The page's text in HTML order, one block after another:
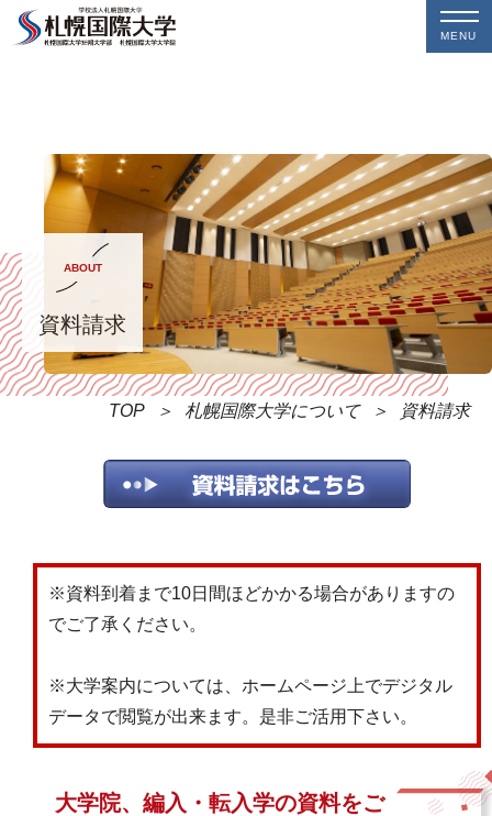
MENU
ABOUT
資料請求
TOP 札幌国際大学について 資料請求
※資料到着まで10日間ほどかかる場合がありますの
でご了承ください。
※大学案内については、ホームページ上でデジタル
データで閲覧が出来ます。是非ご活用下さい。
大学院、編入・転入学の資料をご